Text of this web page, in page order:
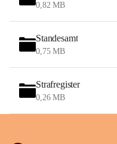
0,82 MB
Standesamt
0,75 MB
Strafregister
0,26 MB